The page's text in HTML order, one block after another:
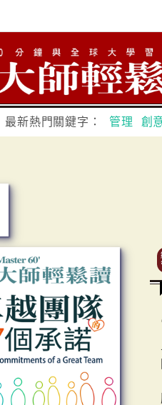
最新熱門關鍵字： 管理 創